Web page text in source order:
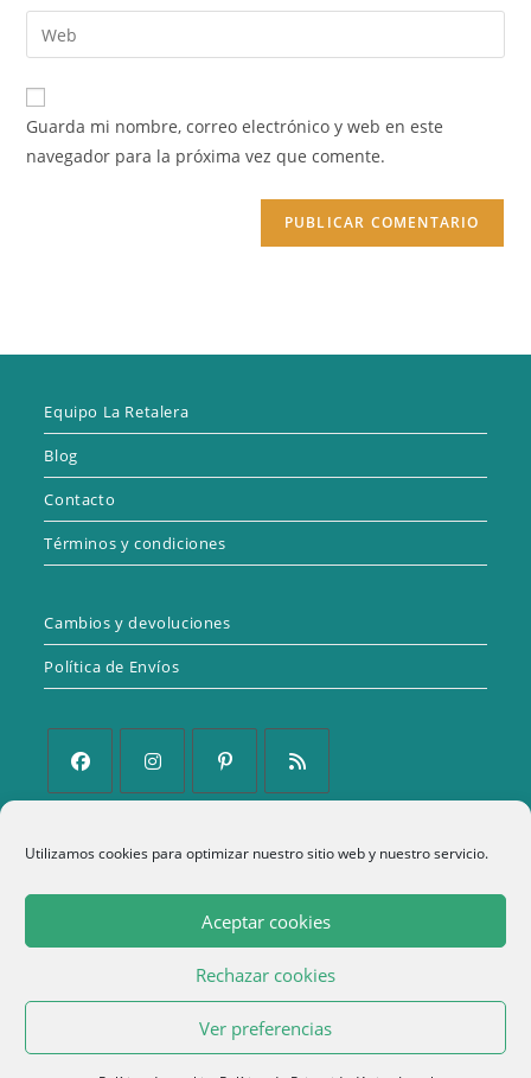
Utilizamos cookies para optimizar nuestro sitio web y nuestro servicio.
Aceptar cookies
Rechazar cookies
Ver preferencias
de
usuario
para
comentar
dirección
de
electrónico
para
comentar
Introduce
la
URL
de
Guarda mi nombre, correo electrónico y web en este
navegador para la próxima vez que comente.
Equipo La Retalera
Blog
Contacto
Términos y condiciones
Cambios y devoluciones
Política de Envíos
Se
una
Se
una
Se
en
una
nueva
Se
una
nueva
Política de Privacidad
Aviso Legal
Términos y condiciones